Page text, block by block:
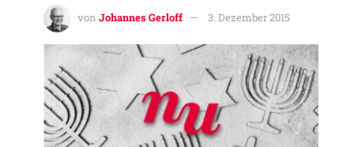
von Johannes Gerloff 3. Dezember 2015